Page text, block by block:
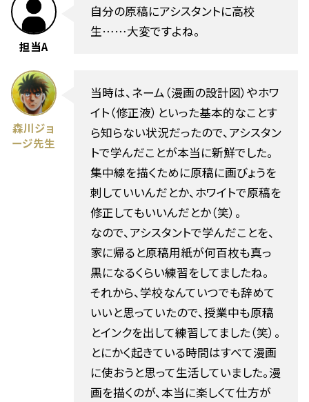
担当A
自分の原稿にアシスタントに高校
生……大変ですよね。
森川ジョ
ージ先生
当時は、ネーム（漫画の設計図）やホワ
イト（修正液）といった基本的なことす
ら知らない状況だったので、アシスタン
トで学んだことが本当に新鮮でした。
集中線を描くために原稿に画びょうを
刺していいんだとか、ホワイトで原稿を
修正してもいいんだとか（笑）。
なので、アシスタントで学んだことを、
家に帰ると原稿用紙が何百枚も真っ
黒になるくらい練習をしてましたね。
それから、学校なんていつでも辞めて
いいと思っていたので、授業中も原稿
とインクを出して練習してました（笑）。
とにかく起きている時間はすべて漫画
に使おうと思って生活していました。漫
画を描くのが、本当に楽しくて仕方が